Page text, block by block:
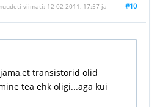
#10
viimati: 12-02-2011, 17:57 ja
transistorid olid
tea ehk oligi...aga kui